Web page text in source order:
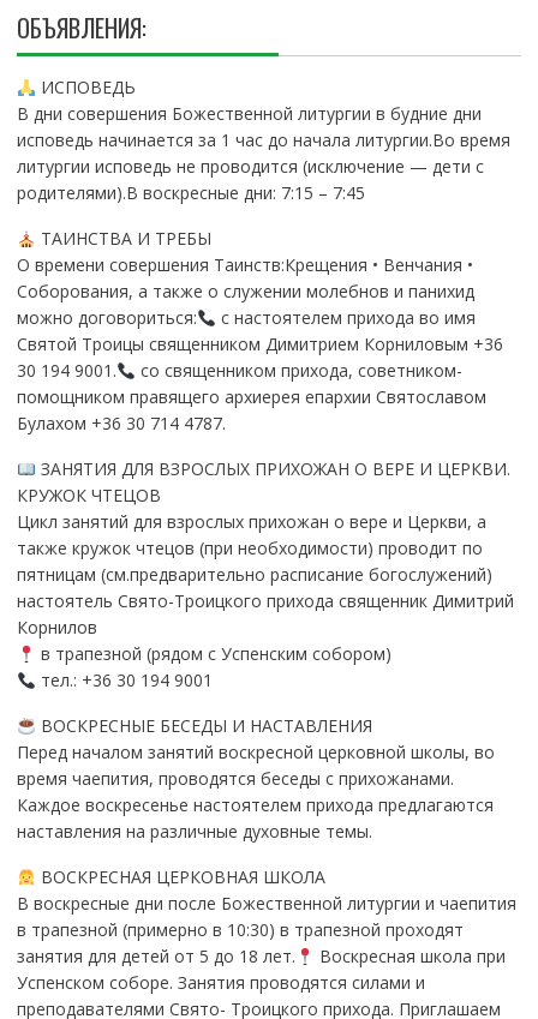
ОБЪЯВЛЕНИЯ:
ИСПОВЕДЬ
В дни совершения Божественной литургии в будние дни
исповедь начинается за 1 час до начала литургии.Во время
литургии исповедь не проводится (исключение — дети с
родителями).В воскресные дни: 7:15 – 7:45
ТАИНСТВА И ТРЕБЫ
О времени совершения Таинств:Крещения • Венчания •
Соборования, а также о служении молебнов и панихид
можно договориться:
с настоятелем прихода во имя
Святой Троицы священником Димитрием Корниловым +36
30 194 9001.
со священником прихода, советником-
помощником правящего архиерея епархии Святославом
Булахом +36 30 714 4787.
ЗАНЯТИЯ ДЛЯ ВЗРОСЛЫХ ПРИХОЖАН О ВЕРЕ И ЦЕРКВИ.
КРУЖОК ЧТЕЦОВ
Цикл занятий для взрослых прихожан о вере и Церкви, а
также кружок чтецов (при необходимости) проводит по
пятницам (см.предварительно расписание богослужений)
настоятель Свято-Троицкого прихода священник Димитрий
Корнилов
в трапезной (рядом с Успенским собором)
тел.: +36 30 194 9001
ВОСКРЕСНЫЕ БЕСЕДЫ И НАСТАВЛЕНИЯ
Перед началом занятий воскресной церковной школы, во
время чаепития, проводятся беседы с прихожанами.
Каждое воскресенье настоятелем прихода предлагаются
наставления на различные духовные темы.
ВОСКРЕСНАЯ ЦЕРКОВНАЯ ШКОЛА
В воскресные дни после Божественной литургии и чаепития
в трапезной (примерно в 10:30) в трапезной проходят
занятия для детей от 5 до 18 лет.
Воскресная школа при
Успенском соборе. Занятия проводятся силами и
преподавателями Свято- Троицкого прихода. Приглашаем